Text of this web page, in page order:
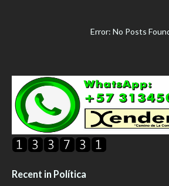
Error: No Posts
Recent in Política